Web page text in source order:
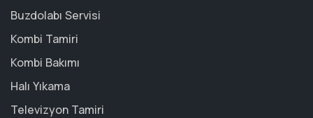
Buzdolabı Servisi
Kombi Tamiri
Kombi Bakımı
Halı Yıkama
Televizyon Tamiri